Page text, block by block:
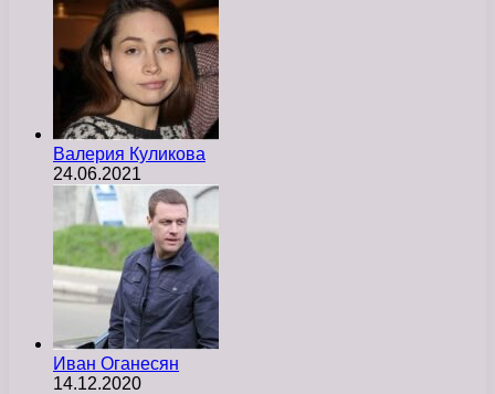
Валерия Куликова
24.06.2021
Иван Оганесян
14.12.2020